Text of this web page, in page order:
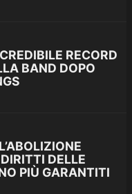
RECORD
BAND DOPO
DELLE
PIÙ GARANTITI